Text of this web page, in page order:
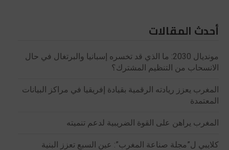
أحدث المقالات
مونديال 2030: ما الذي قد تخسره إسبانيا والبرتغال في حال
الانسحاب من التنظيم المشترك؟
المغرب يعزز ريادته الرقمية بقيادة إفريقيا في مراكز البيانات
المعتمدة
المغرب يراهن على القوة الضريبية لدعم تنميته
كلايبي ل”مجلة صناعة المغرب”: عين السبع تعزز البنية